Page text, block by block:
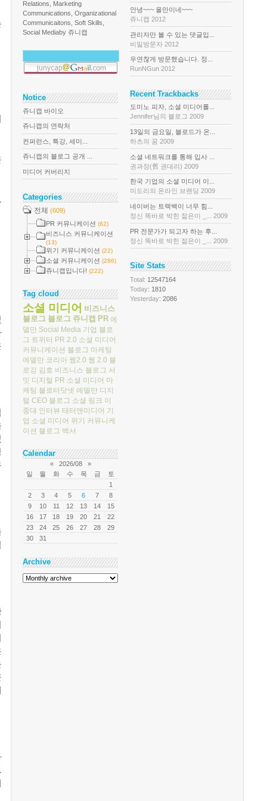
.
.
Relations, Marketing
Communications, Organizational
Communicaitons, Soft Skills,
Social Mediaby 쥬니캡
Notice
쥬니캡 바이오
쥬니캡의 연락처
컨퍼런스, 특강, 세미...
쥬니캡의 블로그 공개 ...
미디어 커버리지
Categories
전체 (609)
PR 커뮤니케이션 (62)
비즈니스 커뮤니케이션
(13)
위기 커뮤니케이션 (22)
소셜 커뮤니케이션 (286)
쥬니캡입니다! (222)
Tag cloud
소셜 미디어 비즈니스
블로그 블로그 쥬니캡 PR 에
델만 Social Media 기업 블로
그 트위터 PR 2.0 소셜 미디어
커뮤니케이션 블로그 마케팅
에델만 코리아 웹2.0 웹 2.0 블
로깅 김호 비즈니스 블로그 서
밋 디지털 PR 소셜 미디어 마
케팅 블로터닷넷 에델만 디지
털 CEO 블로그 소셜 링크 이
중대 인터뷰 태터앤미디어 기
업 소셜 미디어 위기 커뮤니케
이션 블로그 백서
Calendar
« 2026/08
»
일
월 화 수 목 금
토
1
2
3 4 5 6 7
8
9
10 11 12 13 14
15
16
17 18 19 20 21
22
23
24 25 26 27 28
29
30
31
Archive
안녕~~~ 올만이네~~~
쥬니캡 2012
관리자만 볼 수 있는 댓글입...
비밀방문자 2012
우연찮게 방문했습니다. 정...
RunNGun 2012
Recent Trackbacks
도미노 피자, 소셜 미디어를...
Jennifer님의 블로그 2009
13일의 금요일, 블로드가 온...
하츠의 꿈 2009
소셜 네트워크를 통해 입사 ...
권과장(舊 권대리) 2009
한국 기업의 소셜 미디어 이...
미도리의 온라인 브랜딩 2009
네이버는 트랙백이 너무 힘...
정신 똑바로 박힌 젊은이 _... 2009
PR 전문가가 되고자 하는 후...
정신 똑바로 박힌 젊은이 _... 2009
Site Stats
Total: 12547164
Today: 1810
Yesterday: 2086